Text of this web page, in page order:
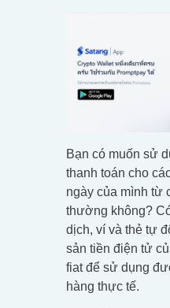
Bạn có muốn sử
thanh toán cho
ngày của mình từ
thường không?
dịch, ví và thẻ tự
sản tiền điện tử
fiat để sử dụng
hàng thực tế.